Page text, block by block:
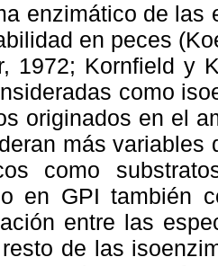
enzimático de las
en peces
1972; Kornfield y
como
originados en el
más variables
como
en GPI también
entre las
de las